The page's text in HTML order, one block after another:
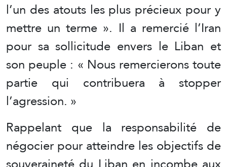
l’un des atouts les plus précieux pour y
mettre un terme ». Il a remercié l’Iran
pour sa sollicitude envers le Liban et
son peuple : « Nous remercierons toute
partie qui contribuera à stopper
l’agression. »
Rappelant que la responsabilité de
négocier pour atteindre les objectifs de